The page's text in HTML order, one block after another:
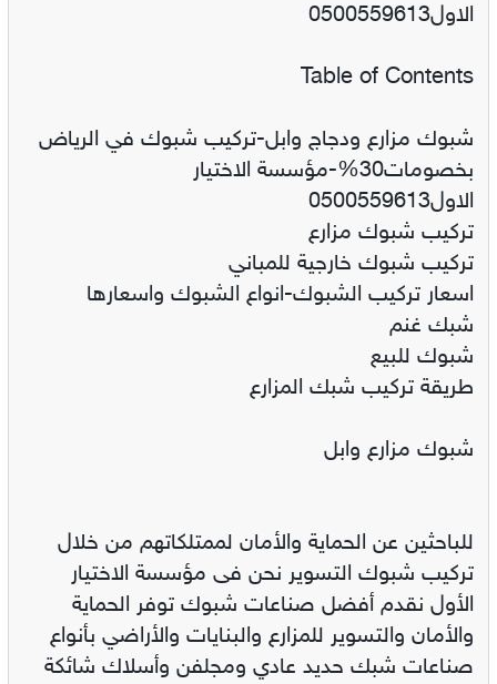
الاول0500559613
Table of Contents
شبوك مزارع ودجاج وابل-تركيب شبوك في الرياض
بخصومات30%-مؤسسة الاختيار
الاول0500559613
تركيب شبوك مزارع
تركيب شبوك خارجية للمباني
اسعار تركيب الشبوك-انواع الشبوك واسعارها
شبك غنم
شبوك للبيع
طريقة تركيب شبك المزارع
شبوك مزارع وابل
للباحثين عن الحماية والأمان لممتلكاتهم من خلال
تركيب شبوك التسوير نحن فى مؤسسة الاختيار
الأول نقدم أفضل صناعات شبوك توفر الحماية
والأمان والتسوير للمزارع والبنايات والأراضي بأنواع
صناعات شبك حديد عادي ومجلفن وأسلاك شائكة